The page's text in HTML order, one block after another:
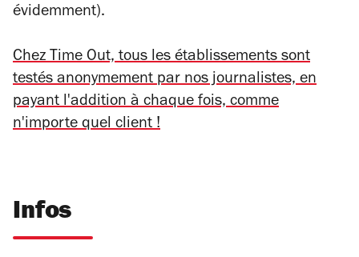
évidemment).
Chez Time Out, tous les établissements sont
testés anonymement par nos journalistes, en
payant l'addition à chaque fois, comme
n'importe quel client !
Infos